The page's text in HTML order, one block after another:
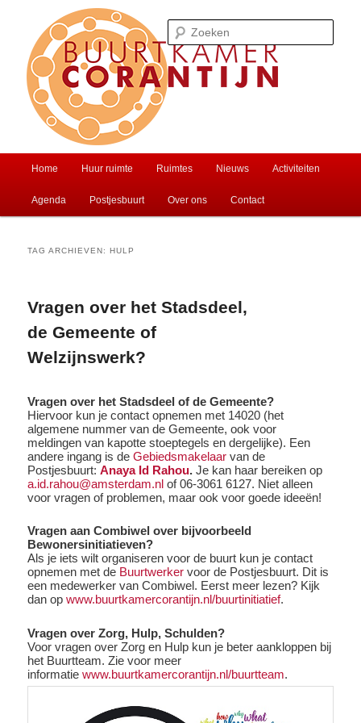
primaire
inhoud
secundaire
inhoud
Buurtkamer Corantijn
Ontmoet je buren of huur een zaal
Home Huur ruimte Ruimtes Nieuws Activiteiten
Agenda Postjesbuurt Over ons Contact
TAG ARCHIEVEN: HULP
Vragen over het Stadsdeel,
de Gemeente of
Welzijnswerk?
Vragen over het Stadsdeel of de Gemeente?
Hiervoor kun je contact opnemen met 14020 (het
algemene nummer van de Gemeente, ook voor
meldingen van kapotte stoeptegels en dergelijke). Een
andere ingang is deGebiedsmakelaar van de
Postjesbuurt:Anaya Id Rahou. Je kan haar bereiken op
a.id.rahou@amsterdam.nl of 06-3061 6127. Niet alleen
voor vragen of problemen, maar ook voor goede ideeën!
Vragen aan Combiwel over bijvoorbeeld
Bewonersinitiatieven?
Als je iets wilt organiseren voor de buurt kun je contact
opnemen met de Buurtwerker voor de Postjesbuurt. Dit is
een medewerker van Combiwel. Eerst meer lezen? Kijk
dan opwww.buurtkamercorantijn.nl/buurtinitiatief.
Vragen over Zorg, Hulp, Schulden?
Voor vragen over Zorg en Hulp kun je beter aankloppen bij
het Buurtteam. Zie voor meer
informatiewww.buurtkamercorantijn.nl/buurtteam.